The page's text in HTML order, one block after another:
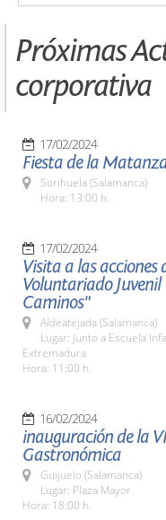
Próximas
corporativa
17/02/2024
Fiesta de la
Sorihuela (Salamanca)
Hora: 13:00 h.
17/02/2024
Visita a las acciones
Voluntariado Juvenil
Caminos"
Aldeatejada (Salamanca)
Lugar: Junto a Escuela
Extremadura
Hora: 11:00 h.
16/02/2024
inauguración de la
Gastronómica
Guijuelo (Salamanca)
Lugar: Plaza Mayor
Hora: 18:00 h.